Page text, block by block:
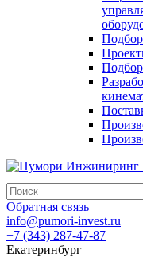
Обратная связь
info@pumori-invest.ru
+7 (343) 287-47-87
Екатеринбург